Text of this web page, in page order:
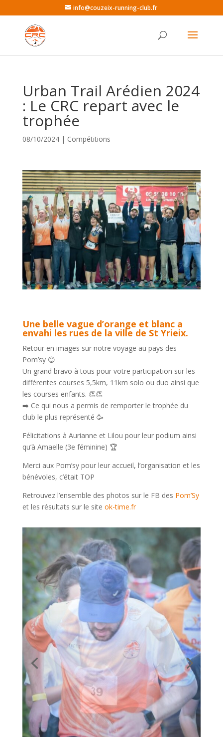
info@couzeix-running-club.fr
Urban Trail Arédien 2024
: Le CRC repart avec le
trophée
08/10/2024| Compétitions
Une belle vague d’orange et blanc a
envahi les rues de la ville de St Yrieix.
Retour en images sur notre voyage au pays des
Pom’sy 😊
Un grand bravo à tous pour votre participation sur les
différentes courses 5,5km, 11km solo ou duo ainsi que
les courses enfants. 👏👏
➡️ Ce qui nous a permis de remporter le trophée du
club le plus représenté 🥳
Félicitations à Aurianne et Lilou pour leur podium ainsi
qu’à Amaelle (3e féminine) 🏆
Merci aux Pom’sy pour leur accueil, l’organisation et les
bénévoles, c’était TOP
Retrouvez l’ensemble des photos sur le FB des Pom’Sy
et les résultats sur le site ok-time.fr